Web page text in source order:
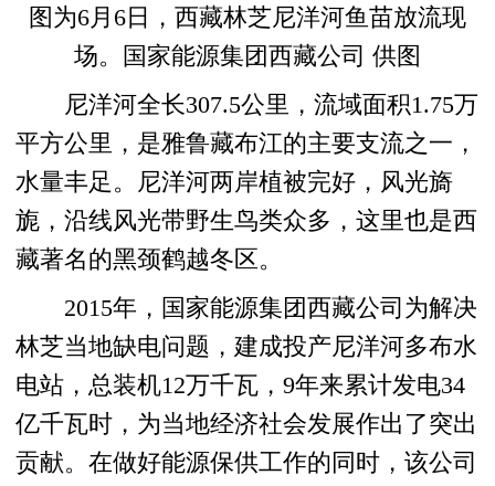
图为6月6日，西藏林芝尼洋河鱼苗放流现
场。国家能源集团西藏公司 供图
尼洋河全长307.5公里，流域面积1.75万
平方公里，是雅鲁藏布江的主要支流之一，
水量丰足。尼洋河两岸植被完好，风光旖
旎，沿线风光带野生鸟类众多，这里也是西
藏著名的黑颈鹤越冬区。
2015年，国家能源集团西藏公司为解决
林芝当地缺电问题，建成投产尼洋河多布水
电站，总装机12万千瓦，9年来累计发电34
亿千瓦时，为当地经济社会发展作出了突出
贡献。在做好能源保供工作的同时，该公司